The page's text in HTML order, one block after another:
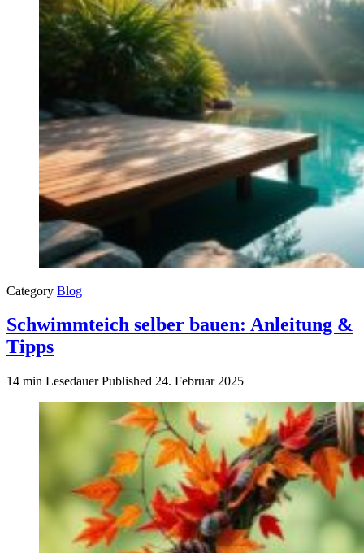
Category Blog
Schwimmteich selber bauen: Anleitung &
Tipps
14 min LesedauerPublished 24. Februar 2025